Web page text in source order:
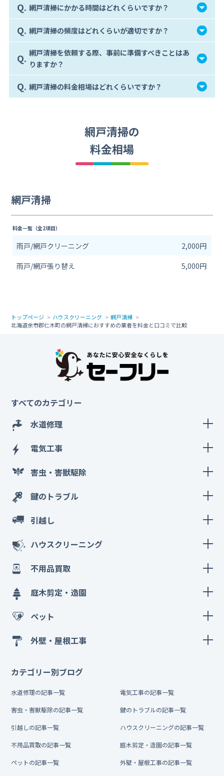
Q. 網戸清掃にかかる時間はどれくらいですか？
Q. 網戸清掃の頻度はどれくらいが適切ですか？
Q. 網戸清掃を依頼する際、事前に準備すべきことはあ
りますか？
Q. 網戸清掃の料金相場はどれくらいですか？
網戸清掃の
料金相場
網戸清掃
料金一覧（全2項目）
雨戸/網戸クリーニング
2,000円
雨戸/網戸張り替え
5,000円
トップページ ハウスクリーニング
網戸清掃
北海道余市郡仁木町の網戸清掃におすすめの業者を料金と口コミで比較
すべてのカテゴリー
水道修理
電気工事
害虫・害獣駆除
鍵のトラブル
引越し
ハウスクリーニング
不用品買取
庭木剪定・造園
ペット
外壁・屋根工事
カテゴリー別ブログ
水道修理の記事一覧 電気工事の記事一覧
害虫・害獣駆除の記事一覧 鍵のトラブルの記事一覧
引越しの記事一覧 ハウスクリーニングの記事一覧
不用品買取の記事一覧 庭木剪定・造園の記事一覧
ペットの記事一覧 外壁・屋根工事の記事一覧